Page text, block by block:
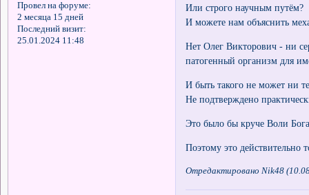
Провел на форуме:
2 месяца 15 дней
Последний визит:
25.01.2024 11:48
Или строго научным путём?
И можете нам объяснить
Нет Олег Викторович - ни
патогенный организм для
И быть такого не может ни
Не подтверждено
Это было бы круче Воли
Поэтому это
Отредактировано Nik48